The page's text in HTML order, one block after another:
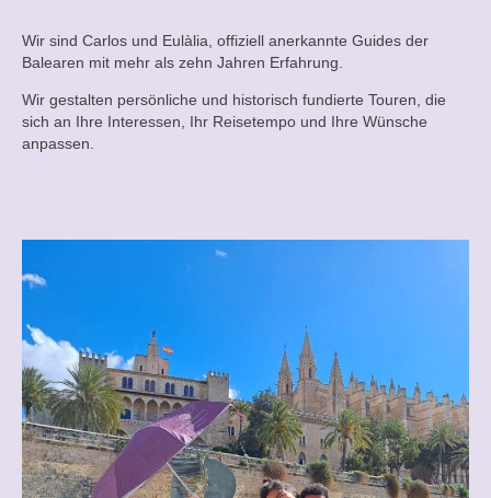
Wir sind Carlos und Eulàlia, offiziell anerkannte Guides der
Balearen mit mehr als zehn Jahren Erfahrung.
Wir gestalten persönliche und historisch fundierte Touren, die
sich an Ihre Interessen, Ihr Reisetempo und Ihre Wünsche
anpassen.